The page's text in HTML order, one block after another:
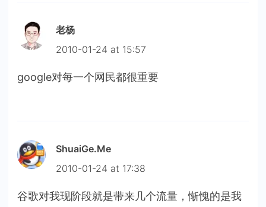
老杨
2010-01-24 at 15:57
google对每一个网民都很重要
ShuaiGe.Me
2010-01-24 at 17:38
谷歌对我现阶段就是带来几个流量，惭愧的是我